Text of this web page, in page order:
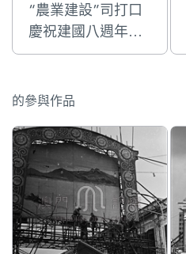
“農業建設”司打口
慶祝建國八週年的
國慶牌樓
的參與作品